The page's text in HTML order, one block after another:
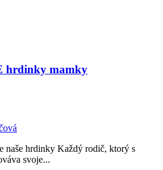
hrdinky mamky
naše hrdinky Každý rodič, ktorý s
svoje...